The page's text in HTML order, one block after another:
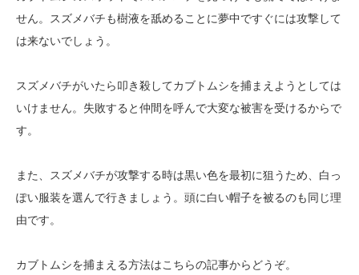
せん。スズメバチも樹液を舐めることに夢中ですぐには攻撃して
は来ないでしょう。
スズメバチがいたら叩き殺してカブトムシを捕まえようとしては
いけません。失敗すると仲間を呼んで大変な被害を受けるからで
す。
また、スズメバチが攻撃する時は黒い色を最初に狙うため、白っ
ぽい服装を選んで行きましょう。頭に白い帽子を被るのも同じ理
由です。
カブトムシを捕まえる方法はこちらの記事からどうぞ。